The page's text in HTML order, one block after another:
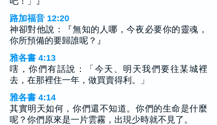
路加福音 12:20
神卻對他說：『無知的人哪，今夜必要你的靈魂，
你所預備的要歸誰呢？』
雅各書 4:13
嗐，你們有話說：「今天、明天我們要往某城裡
去，在那裡住一年，做買賣得利。」
雅各書 4:14
其實明天如何，你們還不知道。你們的生命是什麼
呢？你們原來是一片雲霧，出現少時就不見了。